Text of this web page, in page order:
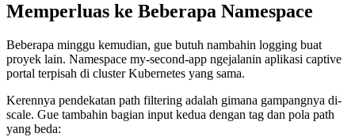
Memperluas ke Beberapa Namespace
Beberapa minggu kemudian, gue butuh nambahin logging buat
proyek lain. Namespace my-second-app ngejalanin aplikasi captive
portal terpisah di cluster Kubernetes yang sama.
Kerennya pendekatan path filtering adalah gimana gampangnya di-
scale. Gue tambahin bagian input kedua dengan tag dan pola path
yang beda: